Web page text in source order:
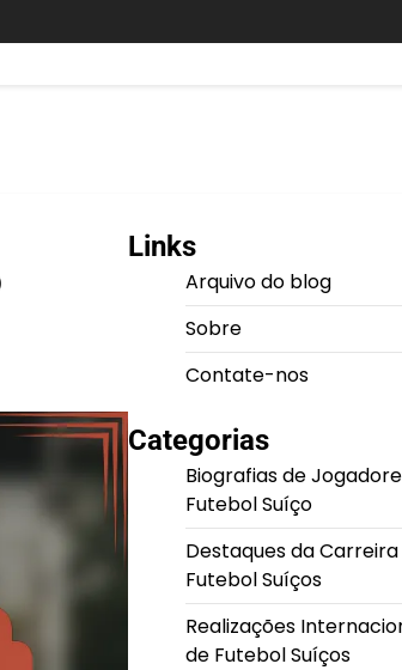
Links
Arquivo do blog
Sobre
Contate-nos
Categorias
Biografias de
Futebol Suíço
Destaques da
Futebol Suíços
Realizações
de Futebol Suíços